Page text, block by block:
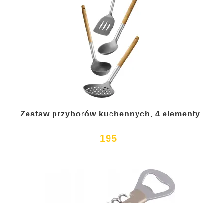
Zestaw przyborów kuchennych, 4 elementy
195